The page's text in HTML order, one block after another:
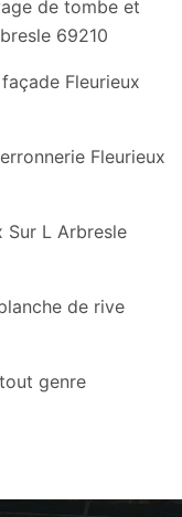
de tombe et
69210
Fleurieux
Fleurieux
Sur L Arbresle
de rive
genre